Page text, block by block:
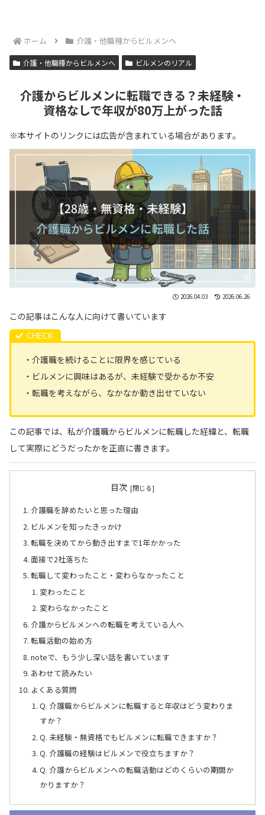
ホーム 介護・他職種からビルメンへ
介護・他職種からビルメンへ ビルメンのリアル
介護からビルメンに転職できる？未経験・
資格なしで年収が80万上がった話
※本サイトのリンクには広告が含まれている場合があります。
2026.04.03 2026.06.26
この記事はこんな人に向けて書いています
・介護職を続けることに限界を感じている
・ビルメンに興味はあるが、未経験で受かるか不安
・転職を考えながら、なかなか動き出せていない
この記事では、私が介護職からビルメンに転職した経緯と、転職
して実際にどうだったかを正直に書きます。
目次
介護職を辞めたいと思った理由
ビルメンを知ったきっかけ
転職を決めてから動き出すまで1年かかった
面接で2社落ちた
転職して変わったこと・変わらなかったこと
変わったこと
変わらなかったこと
介護からビルメンへの転職を考えている人へ
転職活動の始め方
noteで、もう少し深い話を書いています
あわせて読みたい
よくある質問
Q. 介護職からビルメンに転職すると年収はどう変わりま
すか？
Q. 未経験・無資格でもビルメンに転職できますか？
Q. 介護職の経験はビルメンで役立ちますか？
Q. 介護からビルメンへの転職活動はどのくらいの期間か
かりますか？